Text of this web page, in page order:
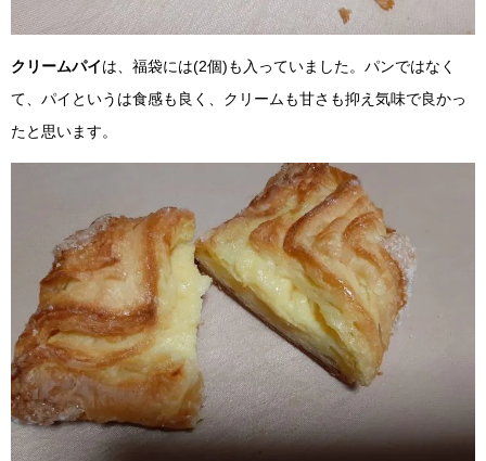
クリームパイ は、福袋には(2個)も入っていました。パンではなく
て、パイというは食感も良く、クリームも甘さも抑え気味で良かっ
たと思います。